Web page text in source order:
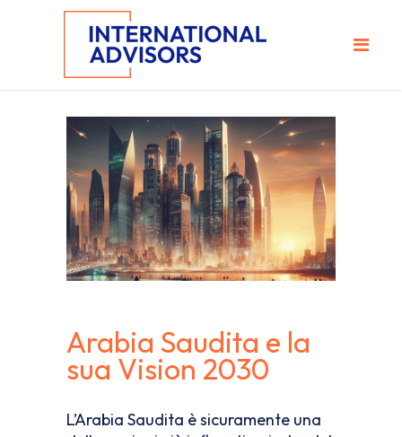
Arabia Saudita e la
sua Vision 2030
L’Arabia Saudita è sicuramente una